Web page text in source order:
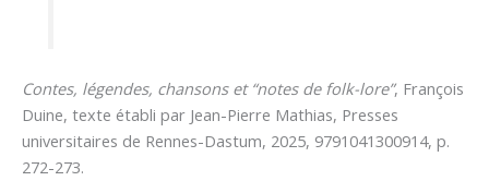
Contes, légendes, chansons et “notes de folk-lore”, François
Duine, texte établi par Jean-Pierre Mathias, Presses
universitaires de Rennes-Dastum, 2025, 9791041300914, p.
272-273.